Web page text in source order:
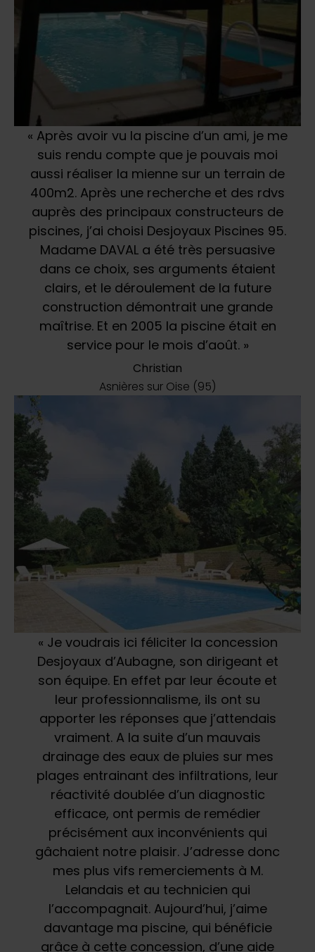
« Après avoir vu la piscine d’un ami, je me
suis rendu compte que je pouvais moi
aussi réaliser la mienne sur un terrain de
400m2. Après une recherche et des rdvs
auprès des principaux constructeurs de
piscines, j’ai choisi Desjoyaux Piscines 95.
Madame DAVAL a été très persuasive
dans ce choix, ses arguments étaient
clairs, et le déroulement de la future
construction démontrait une grande
maîtrise. Et en 2005 la piscine était en
service pour le mois d’août. »
Christian
Asnières sur Oise (95)
« Je voudrais ici féliciter la concession
Desjoyaux d’Aubagne, son dirigeant et
son équipe. En effet par leur écoute et
leur professionnalisme, ils ont su
apporter les réponses que j’attendais
vraiment. A la suite d’un mauvais
drainage des eaux de pluies sur mes
plages entrainant des infiltrations, leur
réactivité doublée d’un diagnostic
efficace, ont permis de remédier
précisément aux inconvénients qui
gâchaient notre plaisir. J’adresse donc
mes plus vifs remerciements à M.
Lelandais et au technicien qui
l’accompagnait. Aujourd’hui, j’aime
davantage ma piscine, qui bénéficie
grâce à cette concession, d’une aide